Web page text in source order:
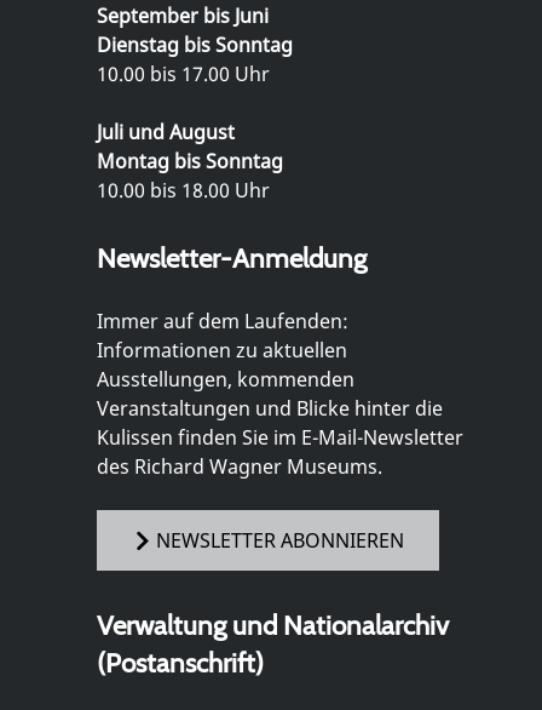
September bis Juni
Dienstag bis Sonntag
10.00 bis 17.00 Uhr
Juli und August
Montag bis Sonntag
10.00 bis 18.00 Uhr
Newsletter-Anmeldung
Immer auf dem Laufenden:
Informationen zu aktuellen
Ausstellungen, kommenden
Veranstaltungen und Blicke hinter die
Kulissen finden Sie im E-Mail-Newsletter
des Richard Wagner Museums.
NEWSLETTER ABONNIEREN
Verwaltung und Nationalarchiv
(Postanschrift)